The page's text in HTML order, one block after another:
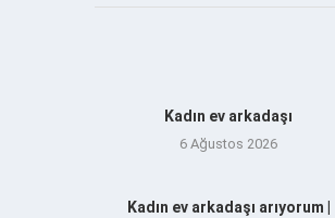
Kadın ev arkadaşı
6 Ağustos 2026
Kadın ev arkadaşı arıyorum |